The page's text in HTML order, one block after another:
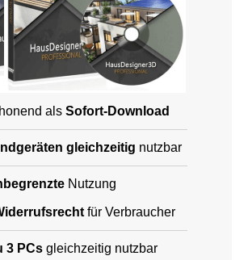
als Sofort-Download
gleichzeitig nutzbar
Nutzung
für Verbraucher
3 PCs gleichzeitig nutzbar